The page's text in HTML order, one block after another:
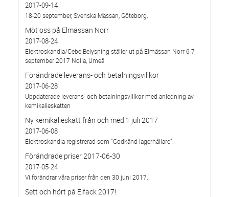
2017-09-14
18-20 september, Svenska Mässan, Göteborg.
Möt oss på Elmässan Norr
2017-08-24
Elektroskandia/Cebe Belysning ställer ut på Elmässan Norr 6-7
september 2017 Nolia, Umeå
Förändrade leverans- och betalningsvillkor
2017-06-28
Uppdaterade leverans- och betalningsvillkor med anledning av
kemikalieskatten
Ny kemikalieskatt från och med 1 juli 2017
2017-06-08
Elektroskandia registrerad som ”Godkänd lagerhållare”.
Förändrade priser 2017-06-30
2017-05-24
Vi förändrar våra priser från den 30 juni 2017.
Sett och hört på Elfack 2017!